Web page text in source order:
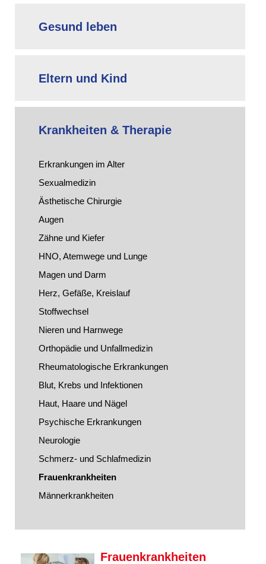
Gesund leben
Eltern und Kind
Krankheiten & Therapie
Erkrankungen im Alter
Sexualmedizin
Ästhetische Chirurgie
Augen
Zähne und Kiefer
HNO, Atemwege und Lunge
Magen und Darm
Herz, Gefäße, Kreislauf
Stoffwechsel
Nieren und Harnwege
Orthopädie und Unfallmedizin
Rheumatologische Erkrankungen
Blut, Krebs und Infektionen
Haut, Haare und Nägel
Psychische Erkrankungen
Neurologie
Schmerz- und Schlafmedizin
Frauenkrankheiten
Männerkrankheiten
Frauenkrankheiten